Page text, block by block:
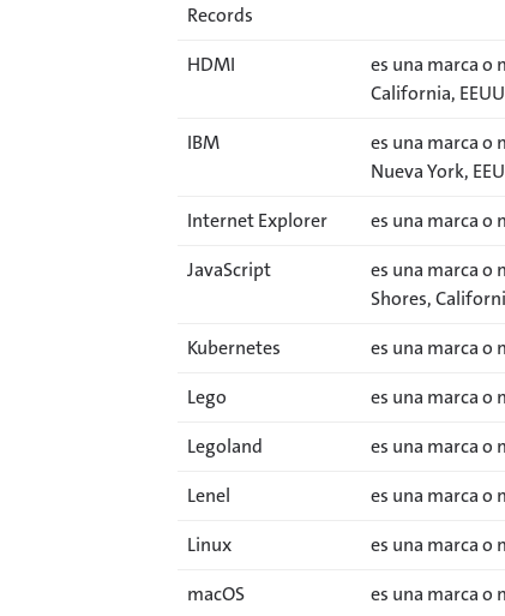
Records
HDMI
es una marca o
California,
IBM
es una marca o
Nueva York,
Internet Explorer
es una marca o
JavaScript
es una marca o
Shores,
Kubernetes
es una marca o
Lego
es una marca o
Legoland
es una marca o
Lenel
es una marca o
Linux
es una marca o
macOS
es una marca o